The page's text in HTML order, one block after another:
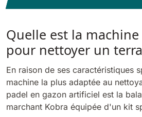
E83
E85
810 mm 6075
E100
Quelle est la
pour nettoyer un
En raison de ses caractéristiques
machine la plus adaptée au
padel en gazon artificiel est la
marchant Kobra équipée d'un kit